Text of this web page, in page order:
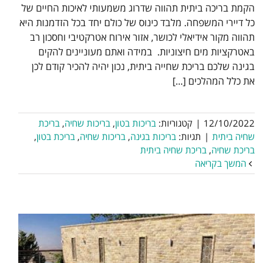
הקמת בריכה ביתית תהווה שדרוג משמעותי לאיכות החיים של
כל דיירי המשפחה. מלבד כינוס של כולם יחד בכל הזדמנות היא
תהווה מקור אידיאלי לכושר, אזור אירוח אטרקטיבי וחסכון רב
באטרקציות מים חיצוניות. במידה ואתם מעוניינים להקים
בגינה שלכם בריכת שחייה ביתית, נכון יהיה להכיר קודם לכן
את כלל המהלכים [...]
12/10/2022
| קטגוריות: בריכות בטון, בריכות שחיה, בריכת
שחיה ביתית | תגיות: בריכות בגינה, בריכות שחיה, בריכת בטון,
בריכת שחיה, בריכת שחיה ביתית
המשך בקריאה